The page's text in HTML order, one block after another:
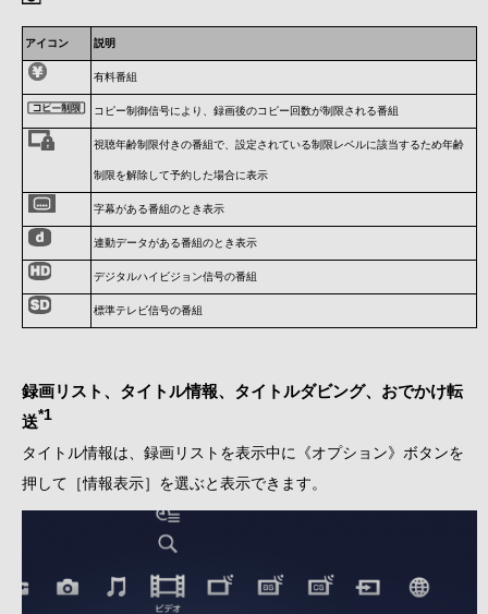
アイコン 説明
有料番組
コピー制御信号により、録画後のコピー回数が制限される番組
視聴年齢制限付きの番組で、設定されている制限レベルに該当するため年齢
制限を解除して予約した場合に表示
字幕がある番組のとき表示
連動データがある番組のとき表示
デジタルハイビジョン信号の番組
標準テレビ信号の番組
録画リスト、タイトル情報、タイトルダビング、おでかけ転
送*1
タイトル情報は、録画リストを表示中に《オプション》ボタンを
押して［情報表示］を選ぶと表示できます。